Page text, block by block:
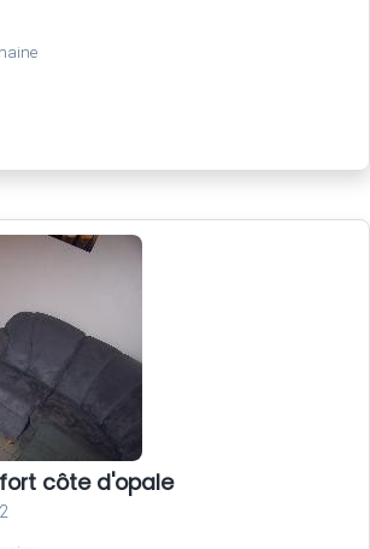
côte d'opale